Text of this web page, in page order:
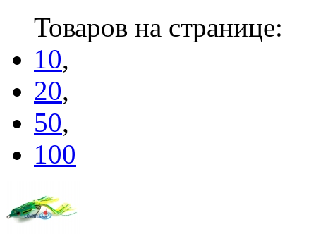
Товаров на странице:
10,
20,
50,
100